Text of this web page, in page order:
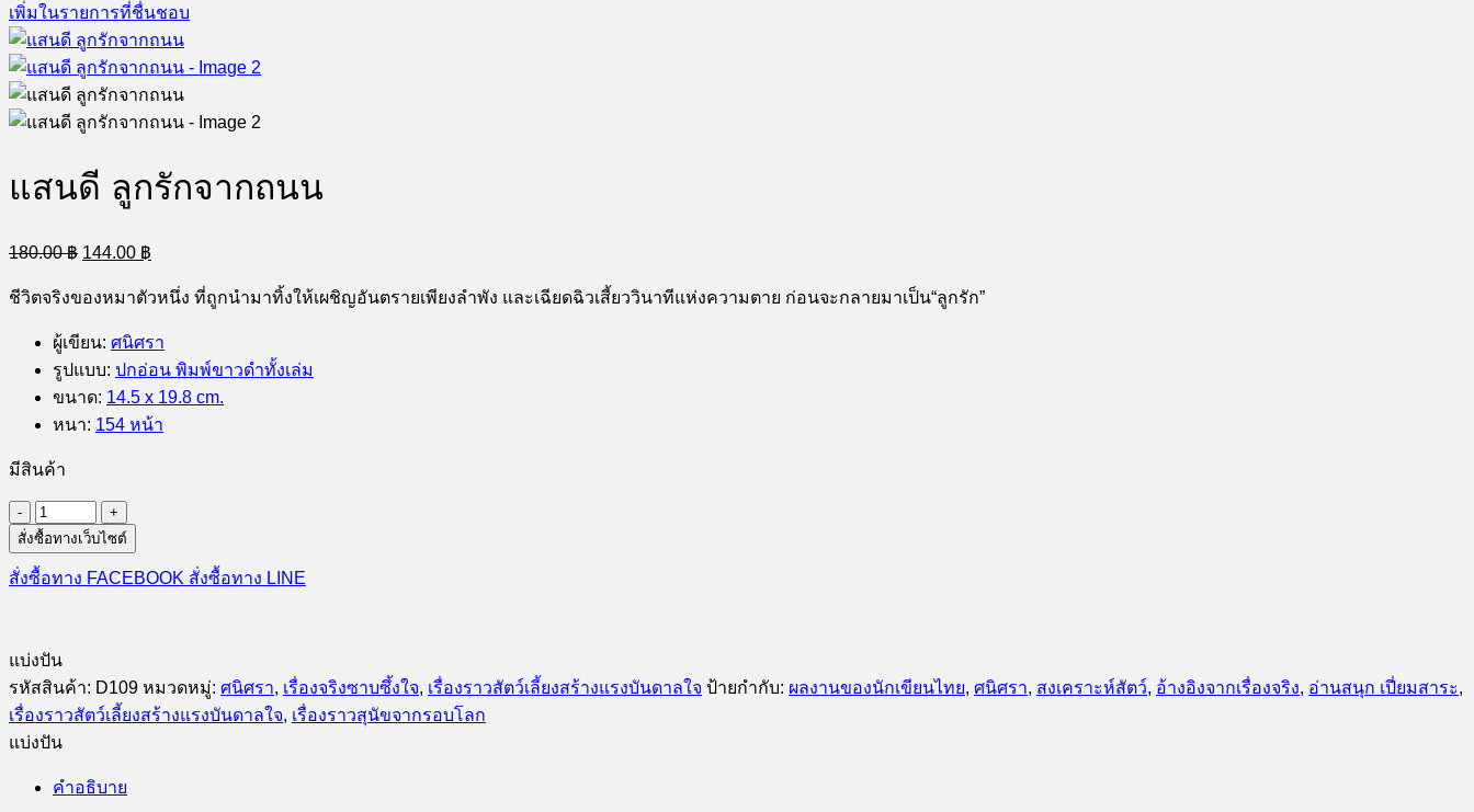
เพิ่มในรายการที่ชื่นชอบ
แสนดี ลูกรักจากถนน
180.00฿ Original
price
144.00 ฿
price
144.00 ฿.
ชีวิตจริงของหมาตัวหนึ่ง ที่ถูกนำมาทิ้งให้เผชิญอันตรายเพียงลำพัง และเฉียดฉิวเสี้ยววินาทีแห่งความตาย ก่อนจะกลายมาเป็น“ลูกรัก”
ผู้เขียน: ศนิศรา
รูปแบบ: ปกอ่อน พิมพ์ขาวดำทั้งเล่ม
ขนาด: 14.5 x 19.8 cm.
หนา: 154 หน้า
มีสินค้า
จำนวน
แสน
ดี
จาก
ถนน
สั่งซื้อทางเว็บไซต์
สั่งซื้อทาง FACEBOOK สั่งซื้อทาง LINE
แบ่งปัน
รหัสสินค้า: D109 หมวดหมู่: ศนิศรา, เรื่องจริงซาบซึ้งใจ, เรื่องราวสัตว์เลี้ยงสร้างแรงบันดาลใจ ป้ายกำกับ: ผลงานของนักเขียนไทย, ศนิศรา, สงเคราะห์สัตว์, อ้างอิงจากเรื่องจริง, อ่านสนุก เปี่ยมสาระ,
เรื่องราวสัตว์เลี้ยงสร้างแรงบันดาลใจ, เรื่องราวสุนัขจากรอบโลก
แบ่งปัน
คำอธิบาย